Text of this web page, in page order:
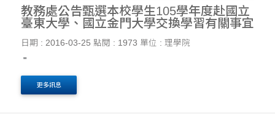
教務處公告甄選本校學生105學年度赴國立
臺東大學、國立金門大學交換學習有關事宜
日期 : 2016-03-25 點閱 : 1973 單位 : 理學院
"
更多訊息